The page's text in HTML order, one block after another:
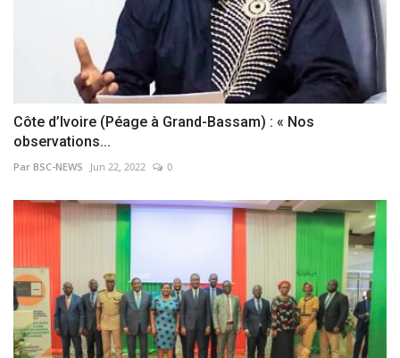
Côte d’Ivoire (Péage à Grand-Bassam) : « Nos
observations...
Par BSC-NEWS Jun 22, 2022 0